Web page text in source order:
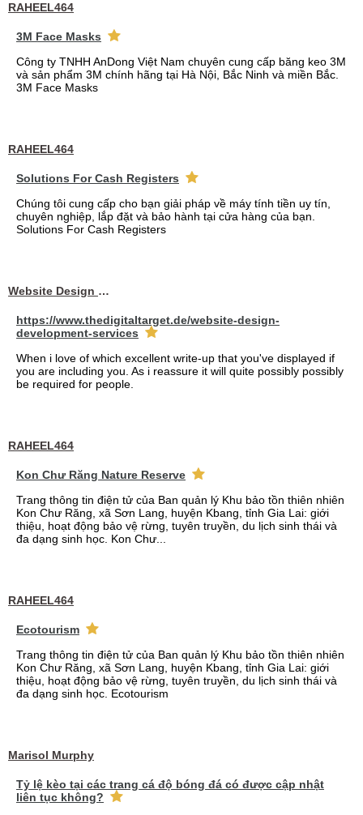
RAHEEL464
3M Face Masks
Công ty TNHH AnDong Việt Nam chuyên cung cấp băng keo 3M
và sản phẩm 3M chính hãng tại Hà Nội, Bắc Ninh và miền Bắc.
3M Face Masks
RAHEEL464
Solutions For Cash Registers
Chúng tôi cung cấp cho bạn giải pháp về máy tính tiền uy tín,
chuyên nghiệp, lắp đặt và bảo hành tại cửa hàng của bạn.
Solutions For Cash Registers
Website Design Services berin
https://www.thedigitaltarget.de/website-design-
development-services
When i love of which excellent write-up that you've displayed if
you are including you. As i reassure it will quite possibly possibly
be required for people.
RAHEEL464
Kon Chư Răng Nature Reserve
Trang thông tin điện tử của Ban quản lý Khu bảo tồn thiên nhiên
Kon Chư Răng, xã Sơn Lang, huyện Kbang, tỉnh Gia Lai: giới
thiệu, hoạt động bảo vệ rừng, tuyên truyền, du lịch sinh thái và
đa dạng sinh học. Kon Chư...
RAHEEL464
Ecotourism
Trang thông tin điện tử của Ban quản lý Khu bảo tồn thiên nhiên
Kon Chư Răng, xã Sơn Lang, huyện Kbang, tỉnh Gia Lai: giới
thiệu, hoạt động bảo vệ rừng, tuyên truyền, du lịch sinh thái và
đa dạng sinh học. Ecotourism
Marisol Murphy
Tỷ lệ kèo tại các trang cá độ bóng đá có được cập nhật
liên tục không?